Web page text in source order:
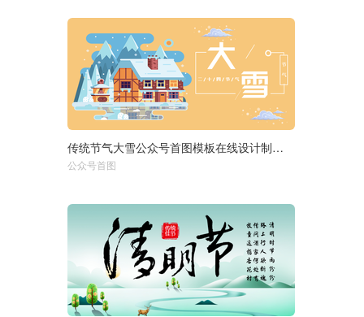
选择尺寸： 1920px 950px 传统节气大雪公众号首图模板在线设计制作生成二维码模板图片
公众号首图